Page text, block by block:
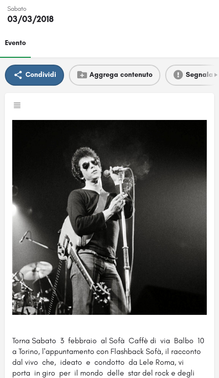
Sabato
03/03/2018
Evento
Condividi Aggrega contenuto Segnala
Torna Sabato 3 febbraio al Sofà Caffè di via Balbo 10
a Torino, l'appuntamento con Flashback Sofà, il racconto
dal vivo che, ideato e condotto da Lele Roma, vi
porta in giro per il mondo delle star del rock e degli